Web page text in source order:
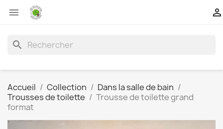
 
search
Accueil Collection
Dans la salle de bain
Trousses de toilette
Trousse de toilette grand
format